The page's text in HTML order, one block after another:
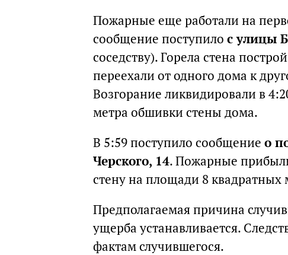
Пожарные еще работали на
сообщение поступило с улицы
соседству). Горела стена
переехали от одного дома к
Возгорание ликвидировали в
метра обшивки стены дома.
В 5:59 поступило сообщение о
Черского, 14. Пожарные
стену на площади 8
Предполагаемая причина
ущерба устанавливается.
фактам случившегося.